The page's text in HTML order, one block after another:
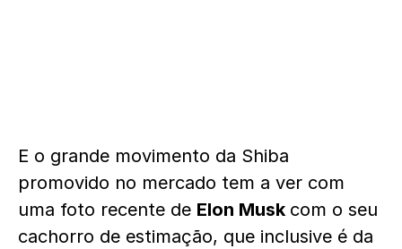
E o grande movimento da Shiba
promovido no mercado tem a ver com
uma foto recente de Elon Musk com o seu
cachorro de estimação, que inclusive é da